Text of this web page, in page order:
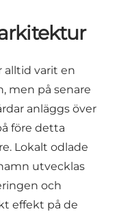
alltid varit en
men på senare
anläggs över
före detta
Lokalt odlade
utvecklas
och
effekt på de